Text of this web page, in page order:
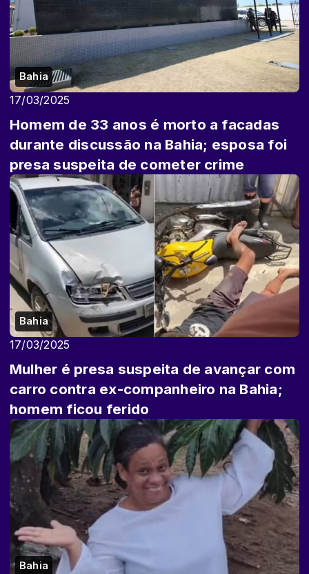
Bahia
17/03/2025
Homem de 33 anos é morto a facadas
durante discussão na Bahia; esposa foi
presa suspeita de cometer crime
Bahia
17/03/2025
Mulher é presa suspeita de avançar com
carro contra ex-companheiro na Bahia;
homem ficou ferido
Bahia